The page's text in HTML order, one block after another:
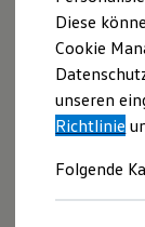
Schnell
Angebote
E-
Junge
Diese
Cookie
unseren
Richtlinie
Folgende